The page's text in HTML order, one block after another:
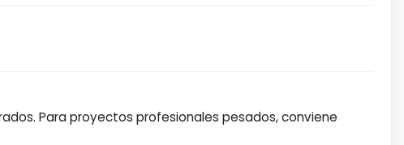
Para proyectos profesionales pesados, conviene